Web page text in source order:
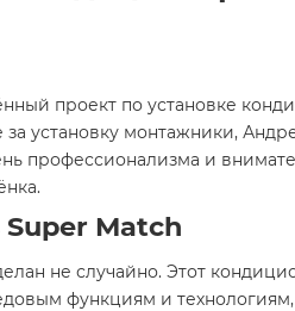
проект по установке
за установку монтажники,
профессионализма и
Match
не случайно. Этот
функциям и технологиям,